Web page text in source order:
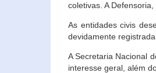
coletivas. A
As entidades civis
devidamente
A Secretaria Nacional
interesse geral, além